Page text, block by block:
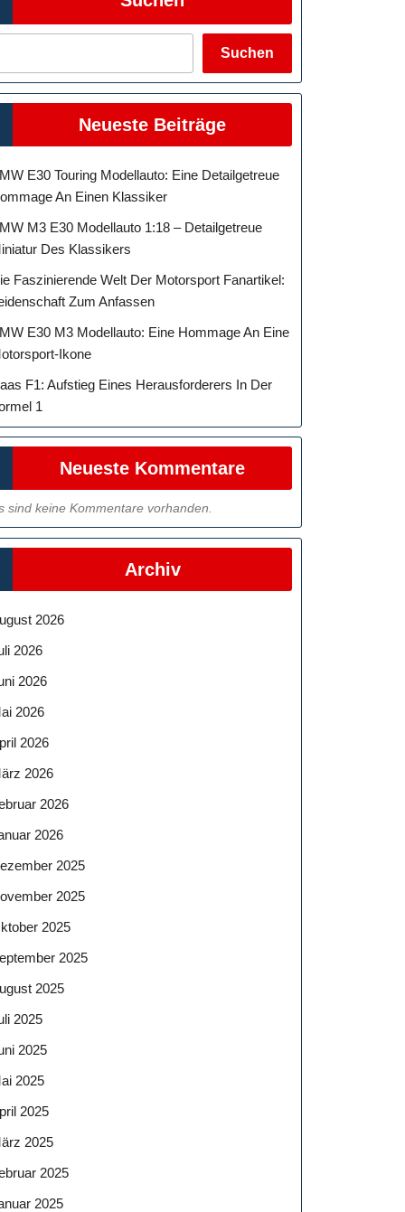
Suchen
Neueste Beiträge
E30 Touring Modellauto: Eine Detailgetreue
An Einen Klassiker
M3 E30 Modellauto 1:18 – Detailgetreue
Des Klassikers
Faszinierende Welt Der Motorsport Fanartikel:
Zum Anfassen
E30 M3 Modellauto: Eine Hommage An Eine
Ikone
F1: Aufstieg Eines Herausforderers In Der
1
Neueste Kommentare
sind keine Kommentare vorhanden.
Archiv
2026
2026
2026
2026
2026
2026
2026
2026
2025
2025
2025
2025
2025
2025
2025
2025
2025
2025
2025
2025